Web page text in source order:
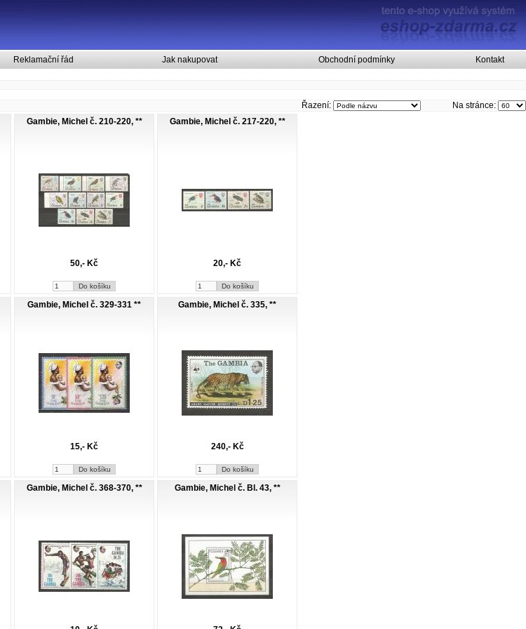
Reklamační řád Jak nakupovat Obchodní podmínky Kontakt
Řazení:
Na stránce:
Gambie, Michel č. 210-220, **
50,- Kč
Gambie, Michel č. 217-220, **
20,- Kč
Gambie, Michel č. 329-331 **
15,- Kč
Gambie, Michel č. 335, **
240,- Kč
Gambie, Michel č. 368-370, ** Gambie, Michel č. Bl. 43, **